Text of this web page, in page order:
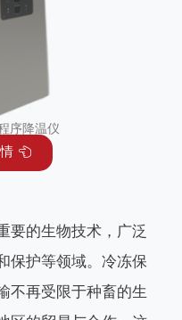
序降温仪
要的生物技术，广泛
保护等领域。冷冻保
不再受限于种畜的生